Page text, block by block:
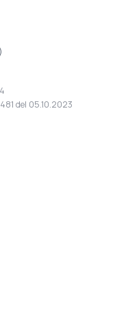
del 05.10.2023